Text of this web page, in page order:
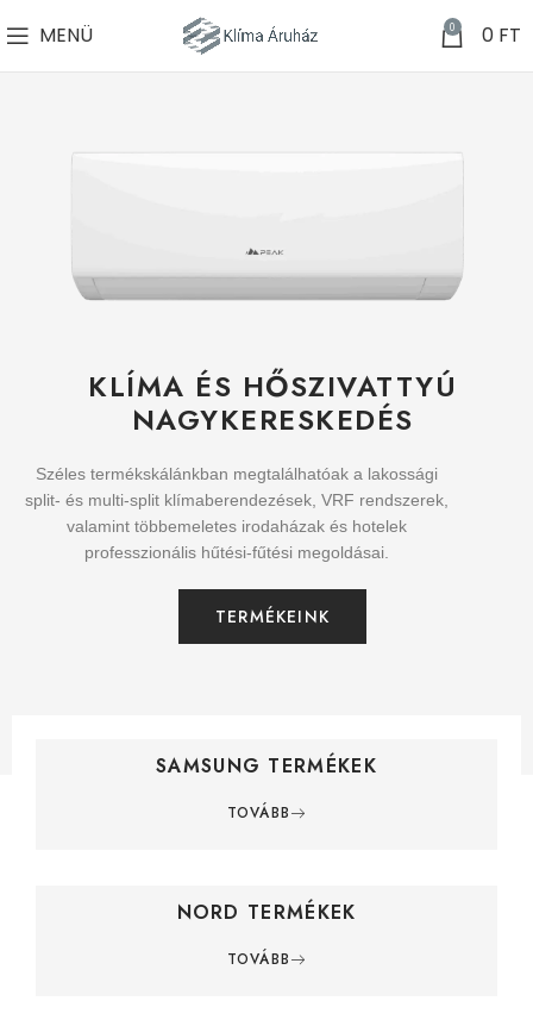
MENÜ 0 0 FT
KLÍMA ÉS HŐSZIVATTYÚ
NAGYKERESKEDÉS
Széles termékskálánkban megtalálhatóak a lakossági
split- és multi-split klímaberendezések, VRF rendszerek,
valamint többemeletes irodaházak és hotelek
professzionális hűtési-fűtési megoldásai.
TERMÉKEINK
SAMSUNG TERMÉKEK
TOVÁBB
NORD TERMÉKEK
TOVÁBB